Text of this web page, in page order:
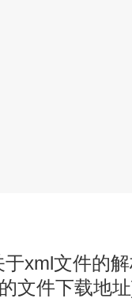
xml文件的
文件下载地